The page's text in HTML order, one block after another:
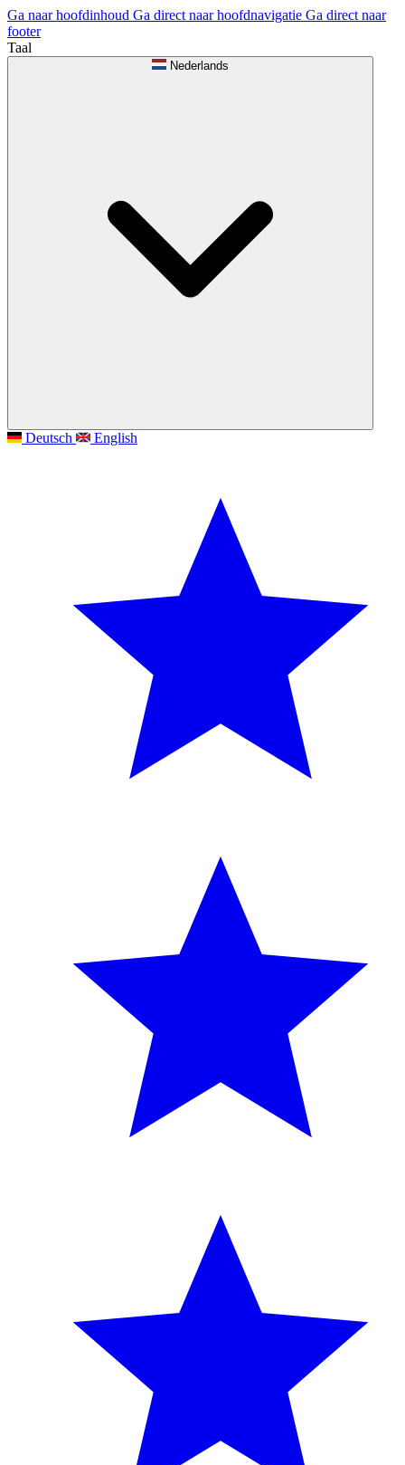
Ga naar hoofdinhoud Ga direct naar hoofdnavigatie Ga direct naar
footer
Taal
Nederlands
Deutsch English